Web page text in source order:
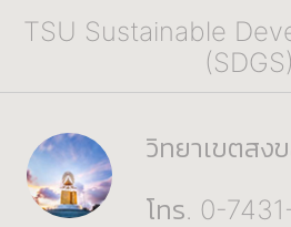
TSU Sustainable
(SDGS)
วิทยาเขตสง
โทร. 0-